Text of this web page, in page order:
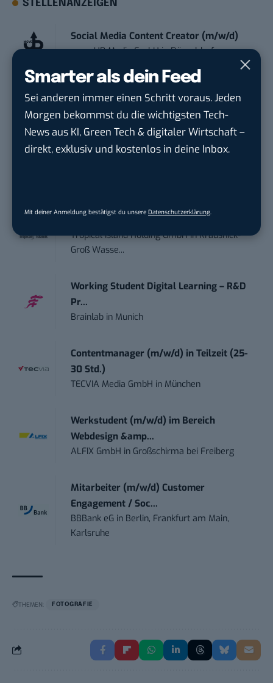
Smarter als dein Feed
Sei anderen immer einen Schritt voraus. Jeden
Morgen bekommst du die wichtigsten Tech-
News aus KI, Green Tech & digitaler Wirtschaft –
direkt, exklusiv und kostenlos in deine Inbox.
Mit deiner Anmeldung bestätigst du unsere Datenschutzerklärung.
STELLENANZEIGEN
Social Media Content Creator (m/w/d)
moveUP Media GmbHinDüsseldorf
Anforderungs- und Projektmanager
touristische...
trendtours Holding GmbHinEschborn
Editorial Prompt Engineer (m/w/d)
PR & Social Media Coordinator (m/w/d)
Tropical Island Holding GmbHinKrausnick-
Groß Wasse...
Working Student Digital Learning – R&D
Pr...
Brainlab in Munich
Contentmanager (m/w/d) in Teilzeit (25-
30 Std.)
TECVIA Media GmbH in München
Werkstudent (m/w/d) im Bereich
Webdesign &amp...
ALFIX GmbH in Großschirma bei Freiberg
Mitarbeiter (m/w/d) Customer
Engagement / Soc...
BBBank eG in Berlin, Frankfurt am Main,
Karlsruhe
THEMEN: FOTOGRAFIE